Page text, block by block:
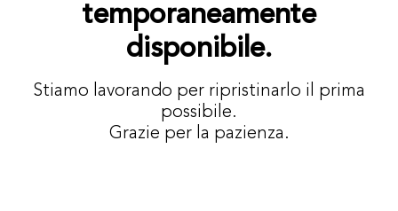
temporaneamente
disponibile.
Stiamo lavorando per ripristinarlo il prima
possibile.
Grazie per la pazienza.